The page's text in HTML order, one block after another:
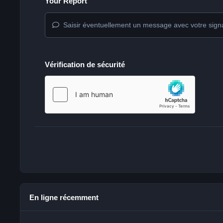
Saisir éventuellement un message avec votre
Vérification de sécurité
En ligne récemment